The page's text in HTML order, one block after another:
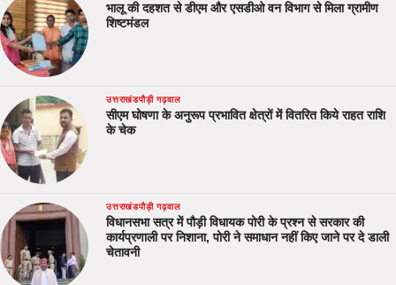
भालू की दहशत से डीएम और एसडीओ वन विभाग से मिला ग्रामीण
शिष्टमंडल
उत्तराखंडपौड़ी गढ़वाल
सीएम घोषणा के अनुरूप प्रभावित क्षेत्रों में वितरित किये राहत राशि
के चेक
उत्तराखंडपौड़ी गढ़वाल
विधानसभा सत्र में पौड़ी विधायक पोरी के प्रश्न से सरकार की
कार्यप्रणाली पर निशाना, पोरी ने समाधान नहीं किए जाने पर दे डाली
चेतावनी